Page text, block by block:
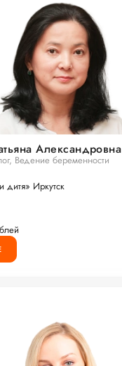
Александровна
Ведение беременности
дитя» Иркутск